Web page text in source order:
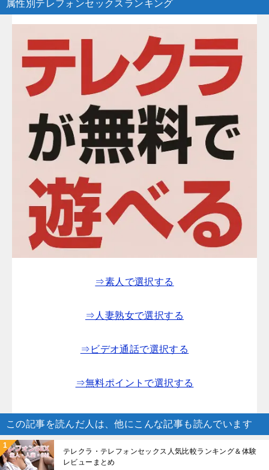
属性別テレフォンセックスランキング
⇒素人で選択する
⇒人妻熟女で選択する
⇒ビデオ通話で選択する
⇒無料ポイントで選択する
この記事を読んだ人は、他にこんな記事も読んでいます
テレクラ・テレフォンセックス人気比較ランキング＆体験
レビューまとめ